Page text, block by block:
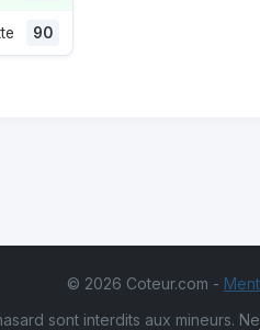
90
© 2026 Coteur.com -
sont interdits aux mineurs.